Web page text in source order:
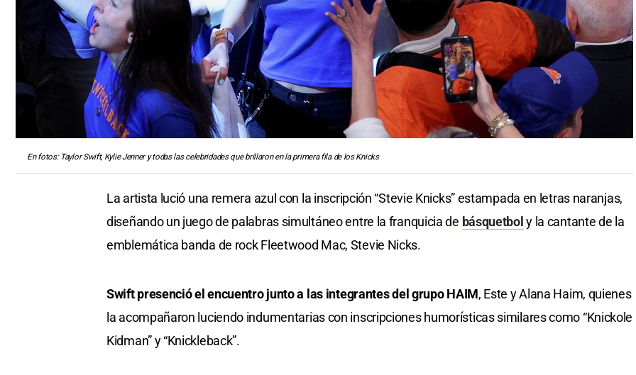
En fotos: Taylor Swift, Kylie Jenner y todas las celebridades que brillaron en la primera fila de los Knicks
La artista lució una remera azul con la inscripción “Stevie Knicks” estampada en letras naranjas,
diseñando un juego de palabras simultáneo entre la franquicia de básquetbol y la cantante de la
emblemática banda de rock Fleetwood Mac, Stevie Nicks.
Swift presenció el encuentro junto a las integrantes del grupo HAIM, Este y Alana Haim, quienes
la acompañaron luciendo indumentarias con inscripciones humorísticas similares como “Knickole
Kidman” y “Knickleback”.